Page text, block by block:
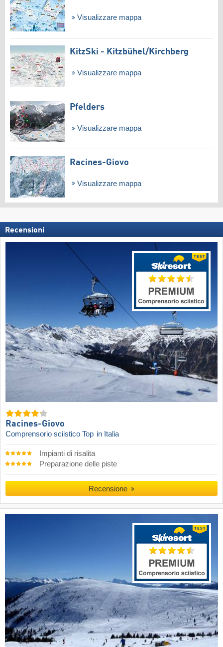
Visualizzare mappa
KitzSki - Kitzbühel/​Kirchberg
Visualizzare mappa
Pfelders
Visualizzare mappa
Racines-Giovo
Visualizzare mappa
Recensioni
Racines-Giovo
Comprensorio sciistico Top in Italia
Impianti di risalita
Preparazione delle piste
Recensione